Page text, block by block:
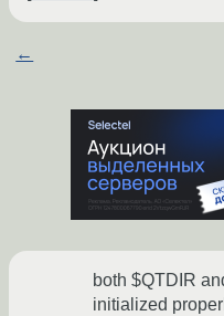
←
both $QTDIR
initialized